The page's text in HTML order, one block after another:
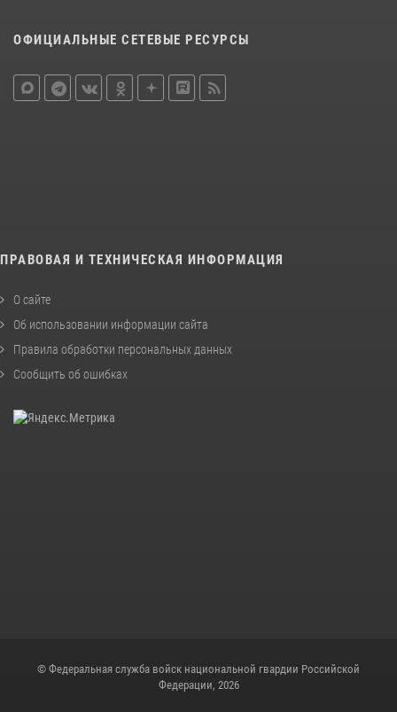
ОФИЦИАЛЬНЫЕ СЕТЕВЫЕ РЕСУРСЫ
ПРАВОВАЯ И ТЕХНИЧЕСКАЯ ИНФОРМАЦИЯ
О сайте
Об использовании информации сайта
Правила обработки персональных данных
Сообщить об ошибках
© Федеральная служба войск национальной гвардии Российской
Федерации, 2026